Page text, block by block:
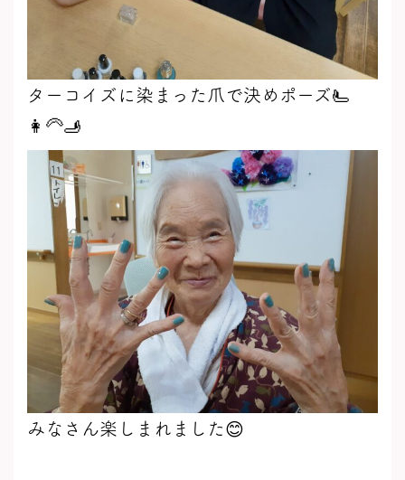
ターコイズに染まった爪で決めポーズ🫷
👩‍🦳🫸
みなさん楽しまれました😊